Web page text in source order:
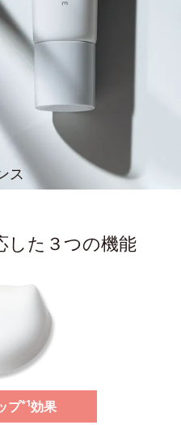
ス
した３つの機能
プ*1効果